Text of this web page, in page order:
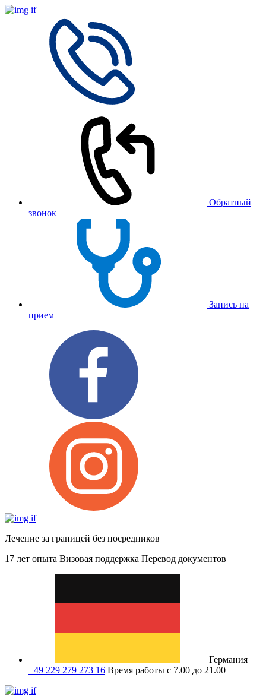
Обратный
звонок
Запись на
прием
Лечение за границей без посредников
17 лет опыта Визовая поддержка Перевод документов
Германия
+49 229 279 273 16 Время работы с 7.00 до 21.00